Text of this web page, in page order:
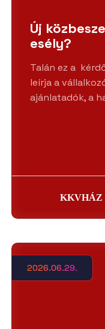
Új
esély?
Talán ez a
leírja a
ajánlatadók, a
KKVHÁZ
2026.06.29.